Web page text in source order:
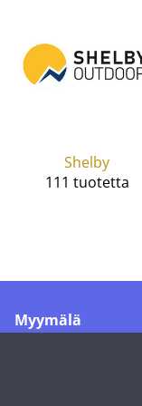
Shelby
111 tuotetta
Myymälä